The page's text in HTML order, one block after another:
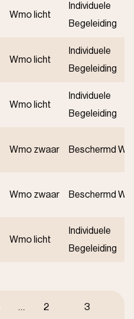
Wmo licht
Individuele
Begeleiding
Wmo licht
Individuele
Begeleiding
Wmo licht
Individuele
Begeleiding
Wmo zwaar Beschermd
Wmo zwaar Beschermd
Wmo licht
Individuele
Begeleiding
… Pagina
2 Pagina
3